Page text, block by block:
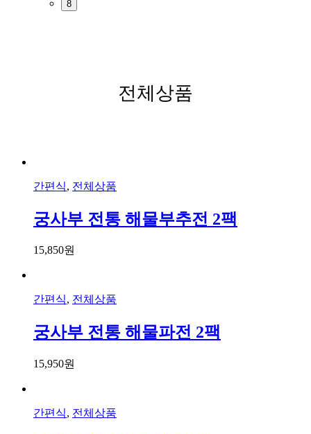
8
전체상품
간편식, 전체상품
궁사부 전통 해물부추전 2팩
15,850원
간편식, 전체상품
궁사부 전통 해물파전 2팩
15,950원
간편식, 전체상품